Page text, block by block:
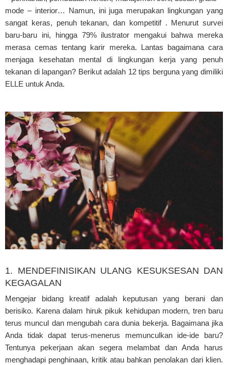
mode – interior… Namun, ini juga merupakan lingkungan yang
sangat keras, penuh tekanan, dan kompetitif . Menurut survei
baru-baru ini, hingga 79% ilustrator mengakui bahwa mereka
merasa cemas tentang karir mereka. Lantas bagaimana cara
menjaga kesehatan mental di lingkungan kerja yang penuh
tekanan di lapangan? Berikut adalah 12 tips berguna yang dimiliki
ELLE untuk Anda.
1. MENDEFINISIKAN ULANG KESUKSESAN DAN
KEGAGALAN
Mengejar bidang kreatif adalah keputusan yang berani dan
berisiko. Karena dalam hiruk pikuk kehidupan modern, tren baru
terus muncul dan mengubah cara dunia bekerja. Bagaimana jika
Anda tidak dapat terus-menerus memunculkan ide-ide baru?
Tentunya pekerjaan akan segera melambat dan Anda harus
menghadapi penghinaan, kritik atau bahkan penolakan dari klien.